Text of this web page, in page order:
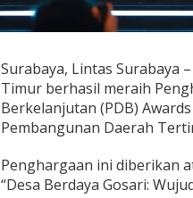
a
e
n
g
e
m
a
n
Surabaya, Lintas Surabaya
Timur berhasil meraih
Berkelanjutan (PDB)
Pembangunan Daerah
Penghargaan ini diberikan
“Desa Berdaya Gosari: